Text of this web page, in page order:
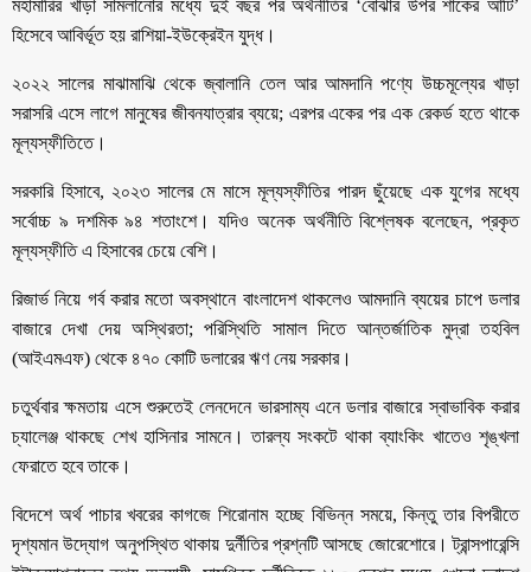
মহামারির খাড়া সামলানোর মধ্যে দুই বছর পর অর্থনীতির ‘বোঝার উপর শাকের আঁটি’
হিসেবে আবির্ভূত হয় রাশিয়া-ইউক্রেইন যুদ্ধ।
২০২২ সালের মাঝামাঝি থেকে জ্বালানি তেল আর আমদানি পণ্যে উচ্চমূল্যের খাড়া
সরাসরি এসে লাগে মানুষের জীবনযাত্রার ব্যয়ে; এরপর একের পর এক রেকর্ড হতে থাকে
মূল্যস্ফীতিতে।
সরকারি হিসাবে, ২০২৩ সালের মে মাসে মূল্যস্ফীতির পারদ ছুঁয়েছে এক যুগের মধ্যে
সর্বোচ্চ ৯ দশমিক ৯৪ শতাংশে। যদিও অনেক অর্থনীতি বিশ্লেষক বলেছেন, প্রকৃত
মূল্যস্ফীতি এ হিসাবের চেয়ে বেশি।
রিজার্ভ নিয়ে গর্ব করার মতো অবস্থানে বাংলাদেশ থাকলেও আমদানি ব্যয়ের চাপে ডলার
বাজারে দেখা দেয় অস্থিরতা; পরিস্থিতি সামাল দিতে আন্তর্জাতিক মুদ্রা তহবিল
(আইএমএফ) থেকে ৪৭০ কোটি ডলারের ঋণ নেয় সরকার।
চতুর্থবার ক্ষমতায় এসে শুরুতেই লেনদেনে ভারসাম্য এনে ডলার বাজারে স্বাভাবিক করার
চ্যালেঞ্জ থাকছে শেখ হাসিনার সামনে। তারল্য সংকটে থাকা ব্যাংকিং খাতেও শৃঙ্খলা
ফেরাতে হবে তাকে।
বিদেশে অর্থ পাচার খবরের কাগজে শিরোনাম হচ্ছে বিভিন্ন সময়ে, কিন্তু তার বিপরীতে
দৃশ্যমান উদ্যোগ অনুপস্থিত থাকায় দুর্নীতির প্রশ্নটি আসছে জোরেশোরে। ট্রান্সপারেন্সি